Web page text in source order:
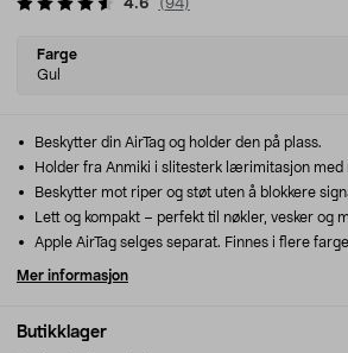
4.6 (94)
Select
variant
Farge
Gul
Butikklager
Beskytter din AirTag og holder den på plass.
Holder fra Anmiki i slitesterk lærimitasjon med
Beskytter mot riper og støt uten å blokkere
Lett og kompakt – perfekt til nøkler, vesker og
Apple AirTag selges separat. Finnes i flere
Mer informasjon